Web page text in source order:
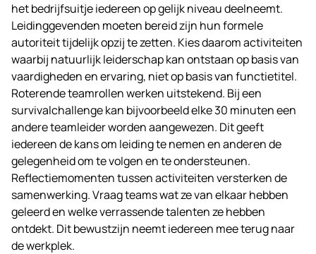
het bedrijfsuitje iedereen op gelijk niveau deelneemt.
Leidinggevenden moeten bereid zijn hun formele
autoriteit tijdelijk opzij te zetten. Kies daarom activiteiten
waarbij natuurlijk leiderschap kan ontstaan op basis van
vaardigheden en ervaring, niet op basis van functietitel.
Roterende teamrollen werken uitstekend. Bij een
survivalchallenge kan bijvoorbeeld elke 30 minuten een
andere teamleider worden aangewezen. Dit geeft
iedereen de kans om leiding te nemen en anderen de
gelegenheid om te volgen en te ondersteunen.
Reflectiemomenten tussen activiteiten versterken de
samenwerking. Vraag teams wat ze van elkaar hebben
geleerd en welke verrassende talenten ze hebben
ontdekt. Dit bewustzijn neemt iedereen mee terug naar
de werkplek.